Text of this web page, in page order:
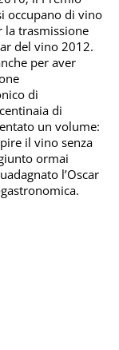
occupano di vino
la trasmissione
del vino 2012.
per aver
di
di
un volume:
il vino senza
ormai
l’Oscar